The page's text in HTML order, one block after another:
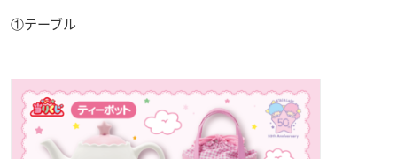
①テーブル